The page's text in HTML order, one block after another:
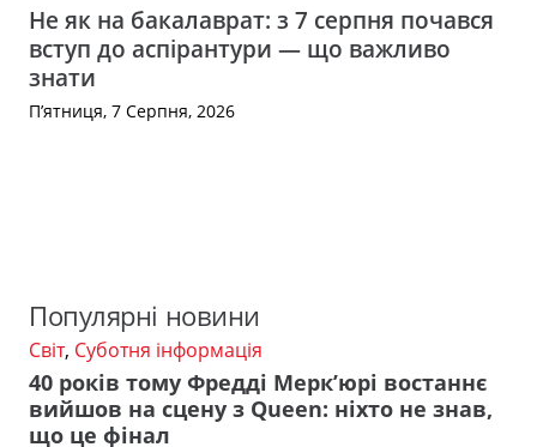
Не як на бакалаврат: з 7 серпня почався
вступ до аспірантури — що важливо
знати
П’ятниця, 7 Серпня, 2026
Популярні новини
Світ, Суботня інформація
40 років тому Фредді Мерк’юрі востаннє
вийшов на сцену з Queen: ніхто не знав,
що це фінал